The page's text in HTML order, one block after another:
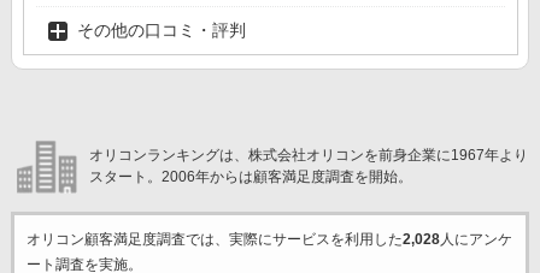
その他の口コミ・評判
オリコンランキングは、株式会社オリコンを前身企業に1967年より
スタート。2006年からは顧客満足度調査を開始。
オリコン顧客満足度調査では、実際にサービスを利用した2,028人にアンケ
ート調査を実施。